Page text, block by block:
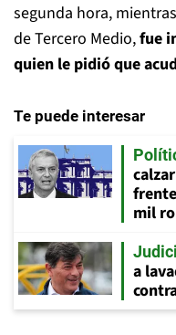
segunda hora,
de Tercero Medio,fue
quien le pidió que
Te puede interesar
mil
a